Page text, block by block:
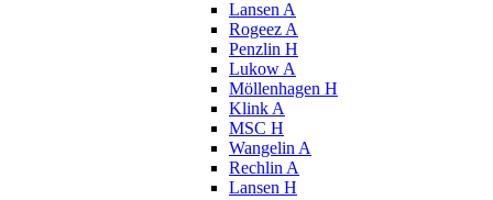
Lansen A
Rogeez A
Penzlin H
Lukow A
Möllenhagen H
Klink A
MSC H
Wangelin A
Rechlin A
Lansen H